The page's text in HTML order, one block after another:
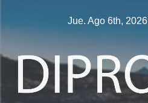
Jue. Ago 6th, 2026